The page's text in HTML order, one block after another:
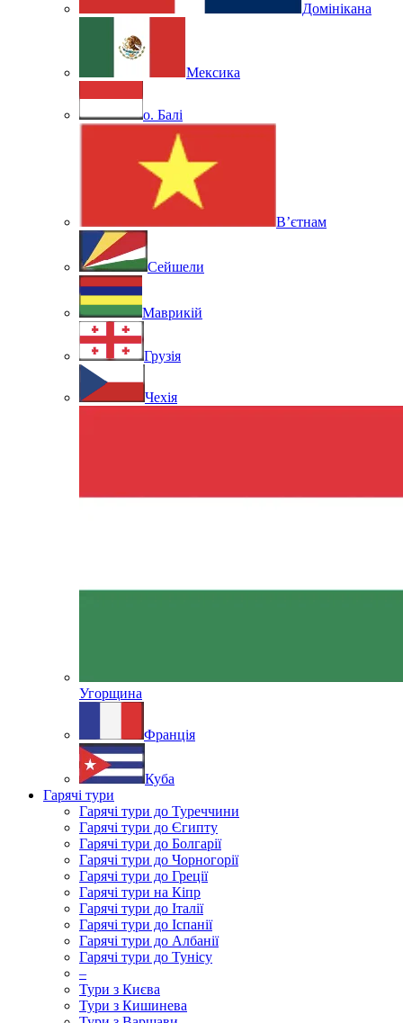
Домінікана
Мексика
о. Балі
В’єтнам
Сейшели
Маврикій
Грузія
Чехія
Угорщина
Франція
Куба
Гарячі тури
Гарячі тури до Туреччини
Гарячі тури до Єгипту
Гарячі тури до Болгарії
Гарячі тури до Чорногорії
Гарячі тури до Греції
Гарячі тури на Кіпр
Гарячі тури до Італії
Гарячі тури до Іспанії
Гарячі тури до Албанії
Гарячі тури до Тунісу
–
Тури з Києва
Тури з Кишинева